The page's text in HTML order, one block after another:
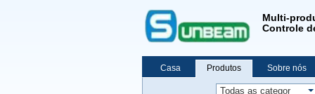
Multi-
Controle
Casa Produtos Sobre nós